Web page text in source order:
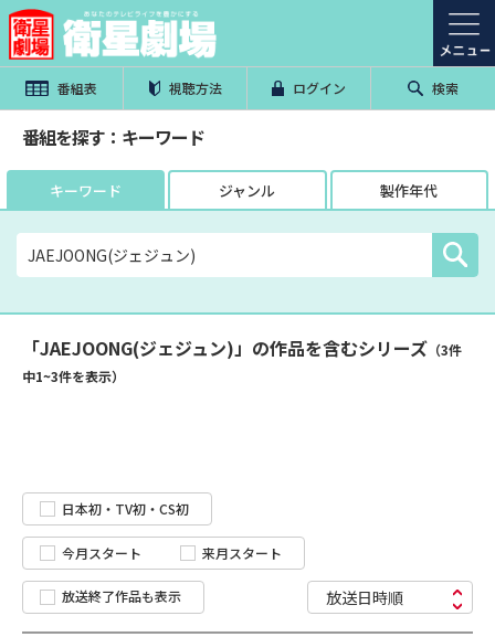
番組表 視聴方法 ログイン 検索
番組を探す：キーワード
キーワード ジャンル 製作年代
「JAEJOONG(ジェジュン)」の作品を含むシリーズ （3件
中1~3件を表示）
日本初・TV初・CS初
今月スタート 来月スタート
放送終了作品も表示 放送日時順